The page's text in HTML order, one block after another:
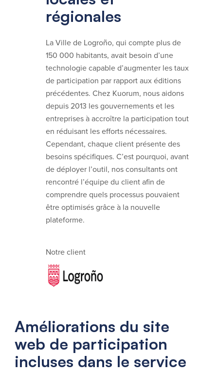
régionales
La Ville de Logroño, qui compte plus de
150 000 habitants, avait besoin d’une
technologie capable d’augmenter les taux
de participation par rapport aux éditions
précédentes. Chez Kuorum, nous aidons
depuis 2013 les gouvernements et les
entreprises à accroître la participation tout
en réduisant les efforts nécessaires.
Cependant, chaque client présente des
besoins spécifiques. C’est pourquoi, avant
de déployer l’outil, nos consultants ont
rencontré l’équipe du client afin de
comprendre quels processus pouvaient
être optimisés grâce à la nouvelle
plateforme.
Notre client
Améliorations du site
web de participation
incluses dans le service